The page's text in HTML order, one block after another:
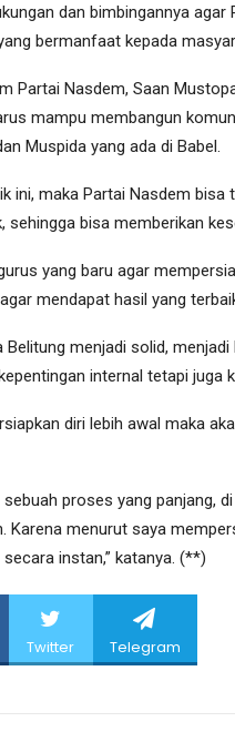
dan bimbingannya
bermanfaat kepada
Partai Nasdem, Saan
mampu membangun
Muspida yang ada di Babel.
ini, maka Partai Nasdem
sehingga bisa memberikan
yang baru agar
mendapat hasil yang
Belitung menjadi solid,
internal tetapi juga
diri lebih awal maka
proses yang panjang,
Karena menurut saya
instan,” katanya. (**)
Twitter Telegram